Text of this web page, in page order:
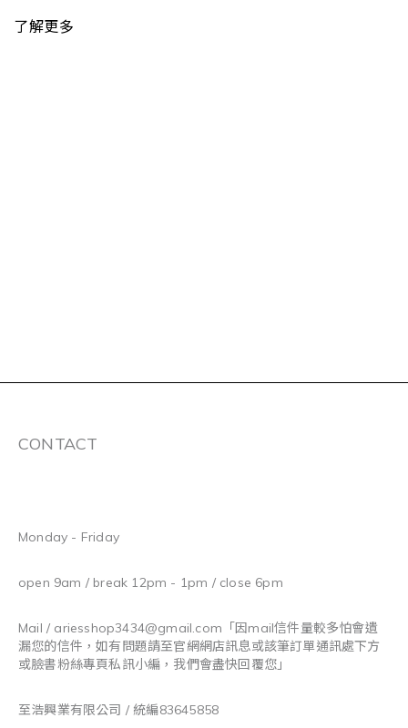
了解更多
CONTACT
Monday - Friday
open 9am / break 12pm - 1pm / close 6pm
Mail / ariesshop3434@gmail.com 「因mail信件量較多怕會遺
漏您的信件，如有問題請至官網網店訊息或該筆訂單通訊處下方
或臉書粉絲專頁私訊小編，我們會盡快回覆您」
至浩興業有限公司 / 統編83645858